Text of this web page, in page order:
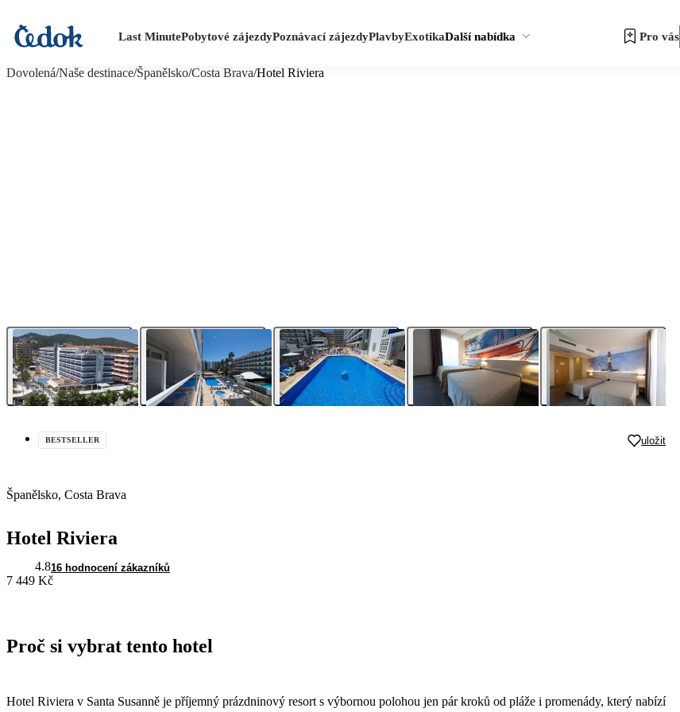
Last MinutePobytové zájezdyPoznávací zájezdyPlavbyExotikaDalší nabídka Pro vás
Dovolená/Naše destinace/Španělsko/Costa Brava/Hotel Riviera
BESTSELLER uložit
Španělsko, Costa Brava
Hotel Riviera
4.816 hodnocení zákazníků
7 449 Kč
Proč si vybrat tento hotel
Hotel Riviera v Santa Susanně je příjemný prázdninový resort s výbornou polohou jen pár kroků od pláže i promenády, který nabízí